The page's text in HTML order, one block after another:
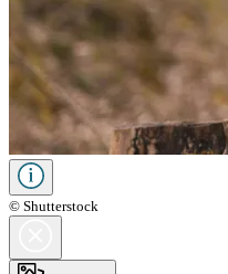
© Shutterstock